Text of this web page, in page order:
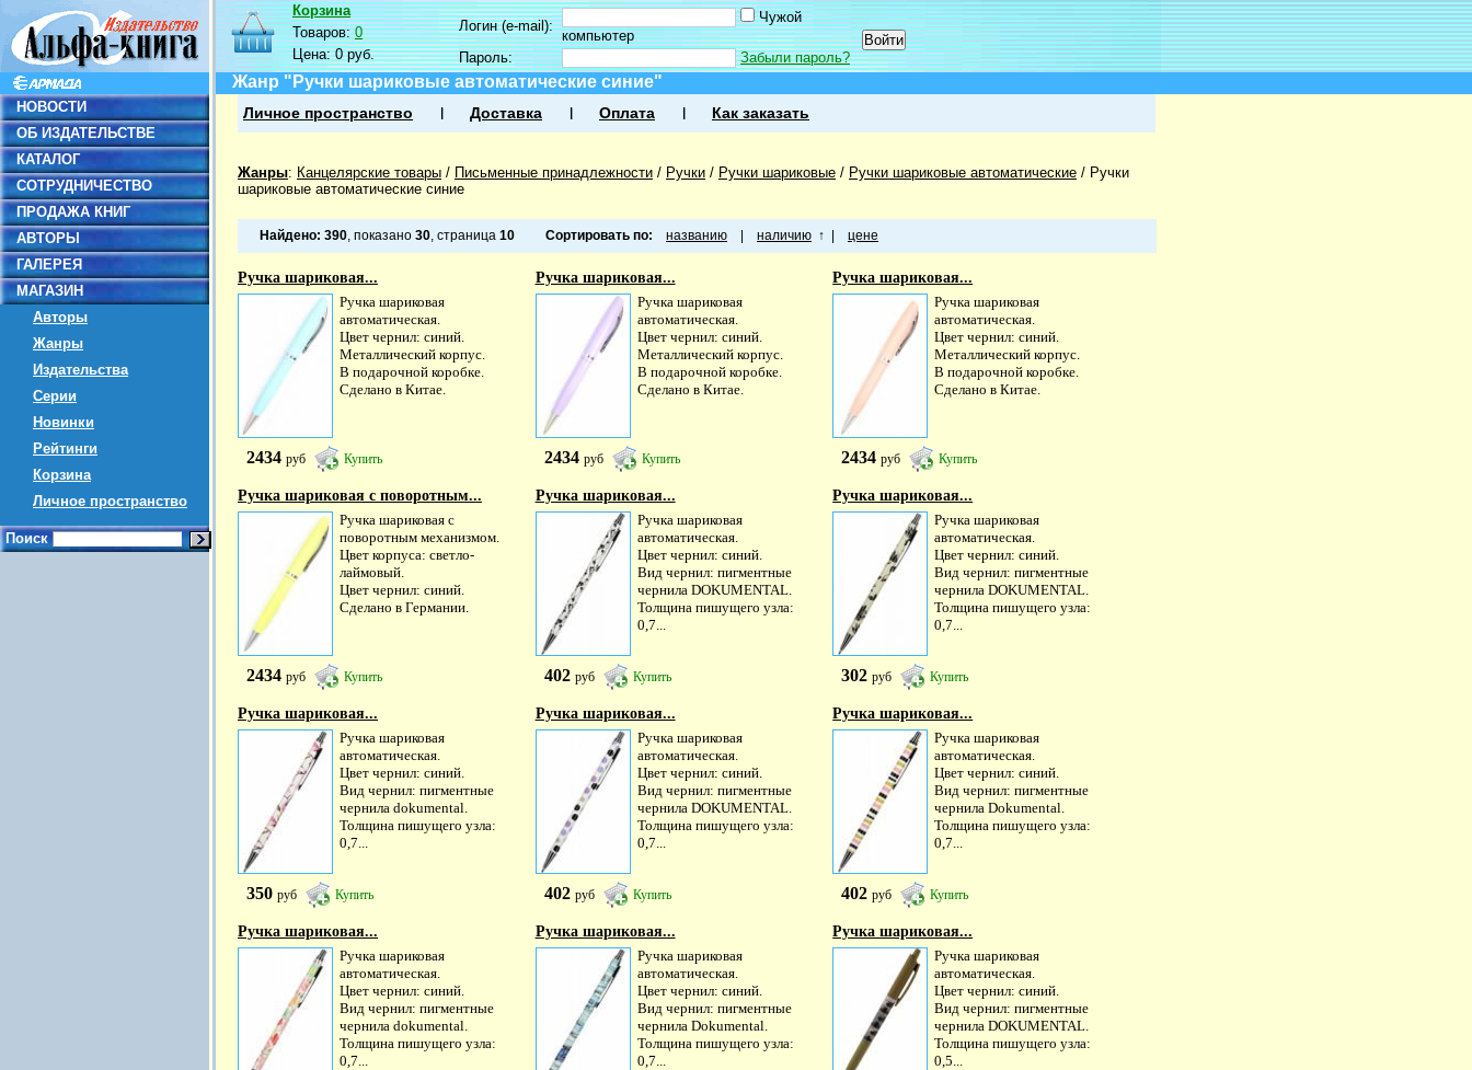
НОВОСТИ
ОБ ИЗДАТЕЛЬСТВЕ
КАТАЛОГ
СОТРУДНИЧЕСТВО
ПРОДАЖА КНИГ
АВТОРЫ
ГАЛЕРЕЯ
МАГАЗИН
Авторы
Жанры
Издательства
Серии
Новинки
Рейтинги
Корзина
Личное пространство
Поиск
Корзина
Товаров:0
Цена:0 руб.
Логин (e-mail):
Чужой
компьютер
Пароль:
Забыли пароль?
Жанр "Ручки шариковые автоматические синие"
Личное пространство Доставка Оплата Как заказать
Жанры: Канцелярские товары / Письменные принадлежности / Ручки / Ручки шариковые / Ручки шариковые автоматические / Ручки
шариковые автоматические синие
Найдено: 390, показано 30, страница 10 Сортировать по: названию наличию ↑ цене
Ручка шариковая...
Ручка шариковая
автоматическая.
Цвет чернил: синий.
Металлический корпус.
В подарочной коробке.
Сделано в Китае.
2434 руб Купить
Ручка шариковая...
Ручка шариковая
автоматическая.
Цвет чернил: синий.
Металлический корпус.
В подарочной коробке.
Сделано в Китае.
2434 руб Купить
Ручка шариковая...
Ручка шариковая
автоматическая.
Цвет чернил: синий.
Металлический корпус.
В подарочной коробке.
Сделано в Китае.
2434руб Купить
Ручка шариковая с поворотным...
Ручка шариковая с
поворотным механизмом.
Цвет корпуса: светло-
лаймовый.
Цвет чернил: синий.
Сделано в Германии.
2434 руб Купить
Ручка шариковая...
Ручка шариковая
автоматическая.
Цвет чернил: синий.
Вид чернил: пигментные
чернила DOKUMENTAL.
Толщина пишущего узла:
0,7...
402 руб Купить
Ручка шариковая...
Ручка шариковая
автоматическая.
Цвет чернил: синий.
Вид чернил: пигментные
чернила DOKUMENTAL.
Толщина пишущего узла:
0,7...
302руб Купить
Ручка шариковая...
Ручка шариковая
автоматическая.
Цвет чернил: синий.
Вид чернил: пигментные
чернила dokumental.
Толщина пишущего узла:
0,7...
350 руб Купить
Ручка шариковая...
Ручка шариковая
автоматическая.
Цвет чернил: синий.
Вид чернил: пигментные
чернила DOKUMENTAL.
Толщина пишущего узла:
0,7...
402 руб Купить
Ручка шариковая...
Ручка шариковая
автоматическая.
Цвет чернил: синий.
Вид чернил: пигментные
чернила Dokumental.
Толщина пишущего узла:
0,7...
402руб Купить
Ручка шариковая...
Ручка шариковая
автоматическая.
Цвет чернил: синий.
Вид чернил: пигментные
чернила dokumental.
Толщина пишущего узла:
0,7...
Ручка шариковая...
Ручка шариковая
автоматическая.
Цвет чернил: синий.
Вид чернил: пигментные
чернила Dokumental.
Толщина пишущего узла:
0,7...
Ручкa шариковая...
Ручка шариковая
автоматическая.
Цвет чернил: синий.
Вид чернил: пигментные
чернила DOKUMENTAL.
Толщина пишущего узла:
0,5...